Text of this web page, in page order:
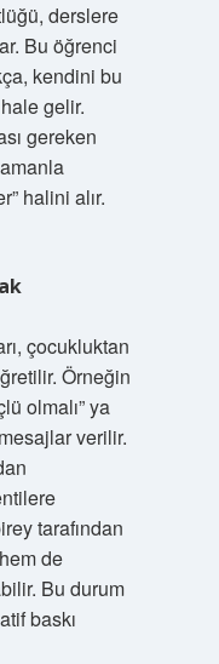
derslere
Bu öğrenci
kendini bu
gelir.
gereken
halini alır.
çocukluktan
Örneğin
olmalı” ya
verilir.
tarafından
de
Bu durum
baskı